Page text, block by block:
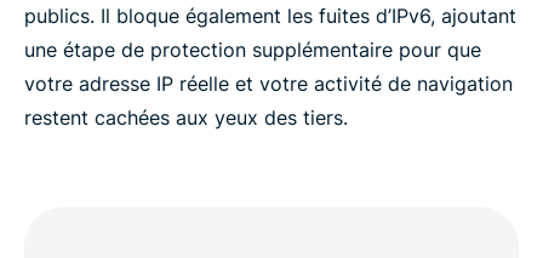
publics. Il bloque également les fuites d’IPv6, ajoutant
une étape de protection supplémentaire pour que
votre adresse IP réelle et votre activité de navigation
restent cachées aux yeux des tiers.